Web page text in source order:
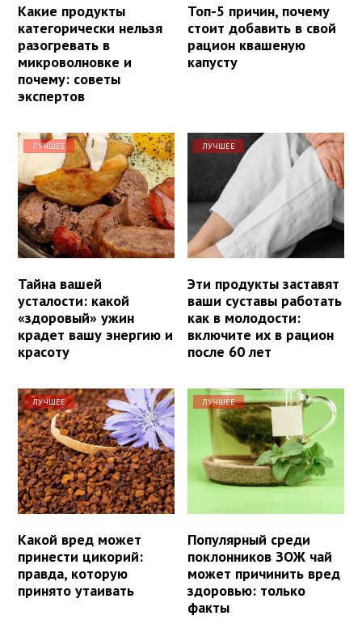
Какие продукты
категорически нельзя
разогревать в
микроволновке и
почему: советы
экспертов
Топ-5 причин, почему
стоит добавить в свой
рацион квашеную
капусту
ЛУЧШЕЕ
Тайна вашей
усталости: какой
«здоровый» ужин
крадет вашу энергию и
красоту
ЛУЧШЕЕ
Эти продукты заставят
ваши суставы работать
как в молодости:
включите их в рацион
после 60 лет
ЛУЧШЕЕ
Какой вред может
принести цикорий:
правда, которую
принято утаивать
ЛУЧШЕЕ
Популярный среди
поклонников ЗОЖ чай
может причинить вред
здоровью: только
факты